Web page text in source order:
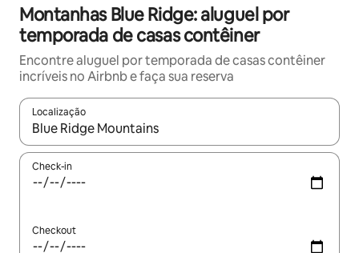
Montanhas Blue Ridge: aluguel por
temporada de casas contêiner
Encontre aluguel por temporada de casas contêiner
incríveis no Airbnb e faça sua reserva
Localização
Quando os resultados estiverem disponíveis, explore-os
Check-in
Checkout